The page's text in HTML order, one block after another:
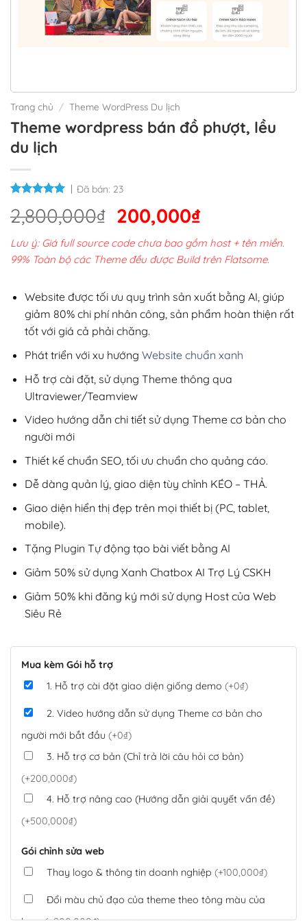
Trang chủ / Theme WordPress Du lịch
Theme wordpress bán đồ phượt, lều
du lịch
Đã bán: 23
2,800,000₫ Giá
gốc
là:
2,800,000₫.
200,000₫Giá
hiện
tại
200,000₫.
Lưu ý: Giá full source code chưa bao gồm host + tên miền.
99% Toàn bộ các Theme đều được Build trên Flatsome.
Website được tối ưu quy trình sản xuất bằng AI, giúp
giảm 80% chi phí nhân công, sản phẩm hoàn thiện rất
tốt với giá cả phải chăng.
Phát triển với xu hướng Website chuẩn xanh
Hỗ trợ cài đặt, sử dụng Theme thông qua
Ultraviewer/Teamview
Video hướng dẫn chi tiết sử dụng Theme cơ bản cho
người mới
Thiết kế chuẩn SEO, tối ưu chuẩn cho quảng cáo.
Dễ dàng quản lý, giao diện tùy chỉnh KÉO – THẢ.
Giao diện hiển thị đẹp trên mọi thiết bị (PC, tablet,
mobile).
Tặng Plugin Tự động tạo bài viết bằng AI
Giảm 50% sử dụng Xanh Chatbox AI Trợ Lý CSKH
Giảm 50% khi đăng ký mới sử dụng Host của Web
Siêu Rẻ
Mua kèm Gói hỗ trợ
1. Hỗ trợ cài đặt giao diện giống demo (+0₫)
2. Video hướng dẫn sử dụng Theme cơ bản cho
người mới bắt đầu (+0₫)
3. Hỗ trợ cơ bản (Chỉ trả lời câu hỏi cơ bản)
(+200,000₫)
4. Hỗ trợ nâng cao (Hướng dẫn giải quyết vấn đề)
(+500,000₫)
Gói chỉnh sửa web
Thay logo & thông tin doanh nghiệp (+100,000₫)
Đổi màu chủ đạo của theme theo tông màu của